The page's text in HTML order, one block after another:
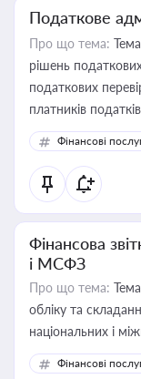
Податкове
Про що тема:
рішень
податкових
платників податків
Фінансові
Фінансова
і МСФЗ
Про що тема:
обліку та
національних і
Фінансові